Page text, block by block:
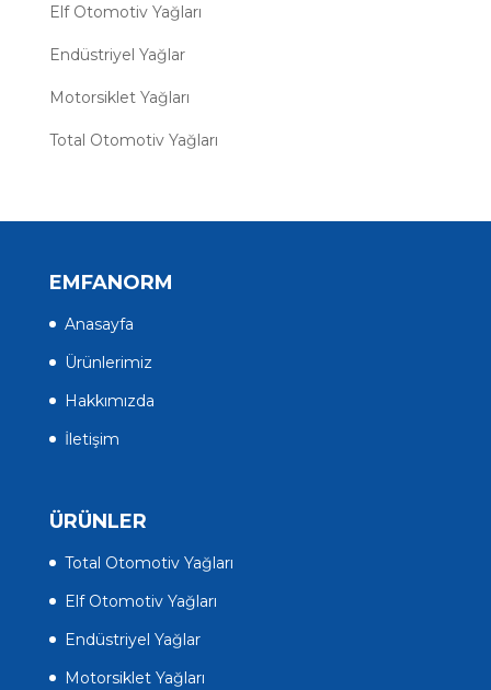
Elf Otomotiv Yağları
Endüstriyel Yağlar
Motorsiklet Yağları
Total Otomotiv Yağları
EMFANORM
Anasayfa
Ürünlerimiz
Hakkımızda
İletişim
ÜRÜNLER
Total Otomotiv Yağları
Elf Otomotiv Yağları
Endüstriyel Yağlar
Motorsiklet Yağları